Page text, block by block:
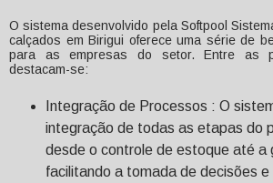
O sistema desenvolvido pela Softpool
calçados em Birigui oferece uma série de
para as empresas do setor. Entre as
destacam-se:
Integração de Processos : O
integração de todas as etapas do
desde o controle de estoque até a
facilitando a tomada de decisões